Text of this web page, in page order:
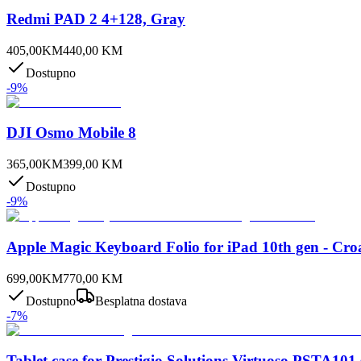
Redmi PAD 2 4+128, Gray
405,00KM440,00 KM
Dostupno
-9%
DJI Osmo Mobile 8
365,00KM399,00 KM
Dostupno
-9%
Apple Magic Keyboard Folio for iPad 10th gen -
699,00KM770,00 KM
Dostupno
Besplatna dostava
-7%